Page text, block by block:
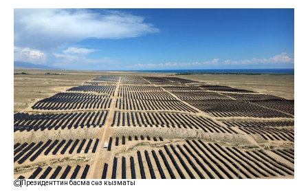
Президенттин басма сөз кызматы